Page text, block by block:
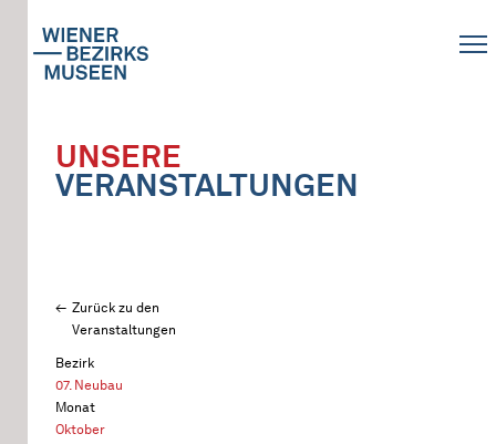
UNSERE
VERANSTALTUNGEN
Zurück zu den
Veranstaltungen
Bezirk
07. Neubau
Monat
Oktober